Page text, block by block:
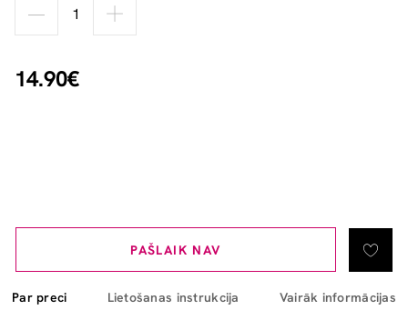
14.90€
PAŠLAIK NAV
Par preci Lietošanas instrukcija Vairāk informācijas